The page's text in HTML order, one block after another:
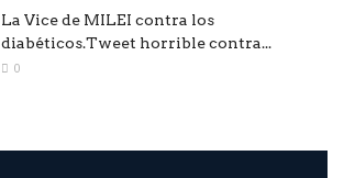
La Vice de MILEI contra los
diabéticos.Tweet horrible contra...
0